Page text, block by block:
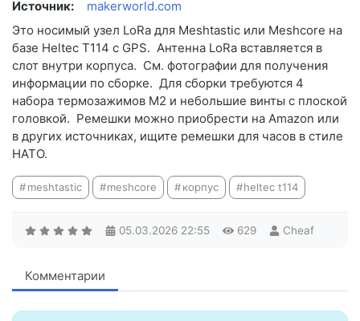
Источник:
makerworld.com
Это носимый узел LoRa для Meshtastic или Meshcore на
базе Heltec T114 с GPS. Антенна LoRa вставляется в
слот внутри корпуса. См. фотографии для получения
информации по сборке. Для сборки требуются 4
набора термозажимов M2 и небольшие винты с плоской
головкой. Ремешки можно приобрести на Amazon или
в других источниках, ищите ремешки для часов в стиле
НАТО.
meshtastic meshcore корпус heltec t114
05.03.2026 22:55 629 Cheaf
Комментарии